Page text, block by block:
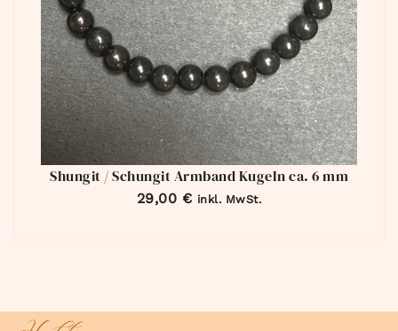
Shungit / Schungit Armband Kugeln ca. 6 mm
29,00 € inkl. MwSt.